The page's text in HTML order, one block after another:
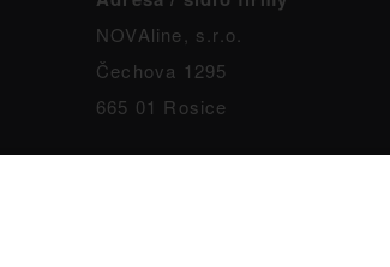
NOVAline, s.r.o.
Čechova 1295
665 01 Rosice